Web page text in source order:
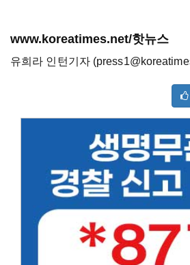
www.koreatimes.net/핫뉴스
유희라 인턴기자